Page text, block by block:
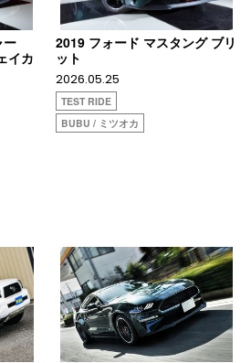
ー
イカ
2019 フォード マスタング ブリ
ット
2026.05.25
TEST RIDE
BUBU / ミツオカ